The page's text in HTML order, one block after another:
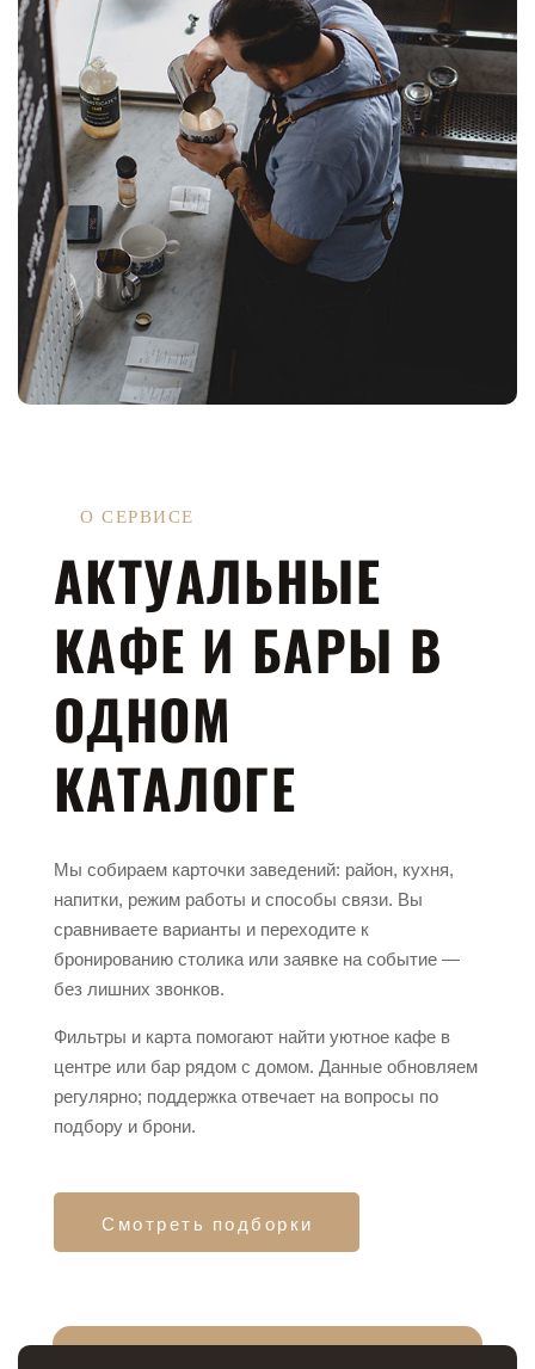
О СЕРВИСЕ
АКТУАЛЬНЫЕ
КАФЕ И БАРЫ В
ОДНОМ
КАТАЛОГЕ
Мы собираем карточки заведений: район, кухня,
напитки, режим работы и способы связи. Вы
сравниваете варианты и переходите к
бронированию столика или заявке на событие —
без лишних звонков.
Фильтры и карта помогают найти уютное кафе в
центре или бар рядом с домом. Данные обновляем
регулярно; поддержка отвечает на вопросы по
подбору и брони.
Смотреть подборки